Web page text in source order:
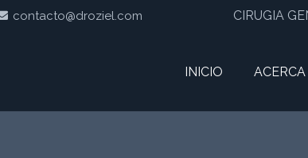
contacto@droziel.com CIRUGIA
INICIO